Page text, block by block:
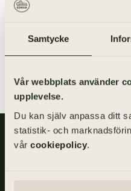
Samtycke
Vår webbplats använder
upplevelse.
Du kan själv anpassa ditt
statistik- och
vår cookiepolicy.
DIREKTNUMMER
Gillis Edman är en av Sveriges
På våra kontor fördelade över